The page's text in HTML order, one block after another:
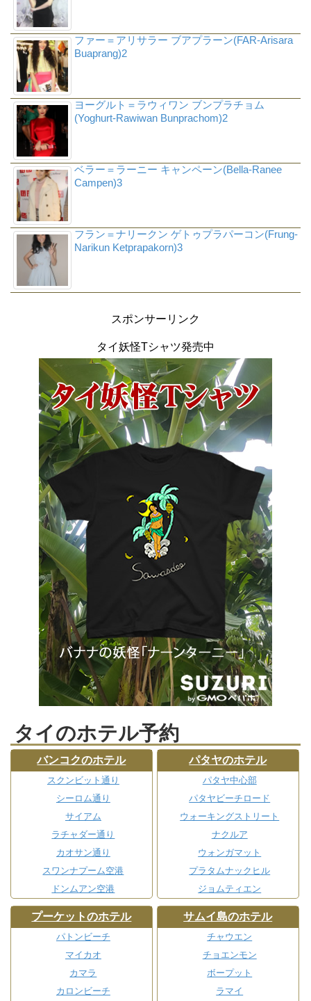
ファー＝アリサラー ブアプラーン(FAR-Arisara
Buaprang)2
ヨーグルト＝ラウィワン ブンプラチョム
(Yoghurt-Rawiwan Bunprachom)2
ベラー＝ラーニー キャンペーン(Bella-Ranee
Campen)3
フラン＝ナリークン ゲトゥプラパーコン(Frung-
Narikun Ketprapakorn)3
スポンサーリンク
タイ妖怪Tシャツ発売中
タイのホテル予約
バンコクのホテル
スクンビット通り
シーロム通り
サイアム
ラチャダー通り
カオサン通り
スワンナプーム空港
ドンムアン空港
パタヤのホテル
パタヤ中心部
パタヤビーチロード
ウォーキングストリート
ナクルア
ウォンガマット
プラタムナックヒル
ジョムティエン
プーケットのホテル
パトンビーチ
マイカオ
カマラ
カロンビーチ
サムイ島のホテル
チャウエン
チョエンモン
ボープット
ラマイ